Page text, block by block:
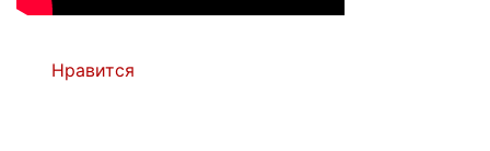
Нравится